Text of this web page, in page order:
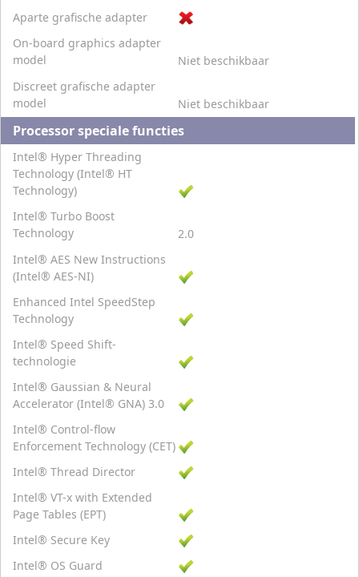
Aparte grafische adapter
On-board graphics adapter
model
Niet beschikbaar
Discreet grafische adapter
model
Niet beschikbaar
Processor speciale functies
Intel® Hyper Threading
Technology (Intel® HT
Technology)
Intel® Turbo Boost
Technology
2.0
Intel® AES New Instructions
(Intel® AES-NI)
Enhanced Intel SpeedStep
Technology
Intel® Speed Shift-
technologie
Intel® Gaussian & Neural
Accelerator (Intel® GNA) 3.0
Intel® Control-flow
Enforcement Technology (CET)
Intel® Thread Director
Intel® VT-x with Extended
Page Tables (EPT)
Intel® Secure Key
Intel® OS Guard